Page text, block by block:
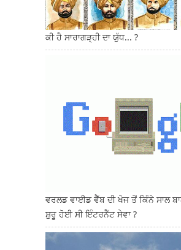
ਕੀ ਹੈ ਸਾਰਾਗੜ੍ਹੀ ਦਾ ਯੁੱਧ... ?
ਵਰਲਡ ਵਾਈਡ ਵੈੱਬ ਦੀ ਖੋਜ ਤੋਂ ਕਿੰਨੇ ਸਾਲ
ਸ਼ੁਰੂ ਹੋਈ ਸੀ ਇੰਟਰਨੈੱਟ ਸੇਵਾ ?